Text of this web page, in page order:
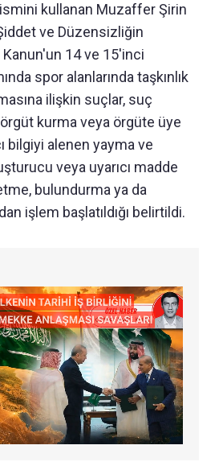
kullanan Muzaffer Şirin
ve Düzensizliğin
14 ve 15'inci
spor alanlarında taşkınlık
ilişkin suçlar, suç
kurma veya örgüte üye
bilgiyi alenen yayma ve
veya uyarıcı madde
bulundurma ya da
işlem başlatıldığı belirtildi.